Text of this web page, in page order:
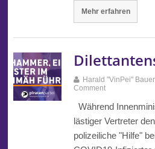
Mehr erfahren
Harald "VinPei" Bauer
Comment
Während
lästiger Vertreter
polizeiliche "Hilfe"